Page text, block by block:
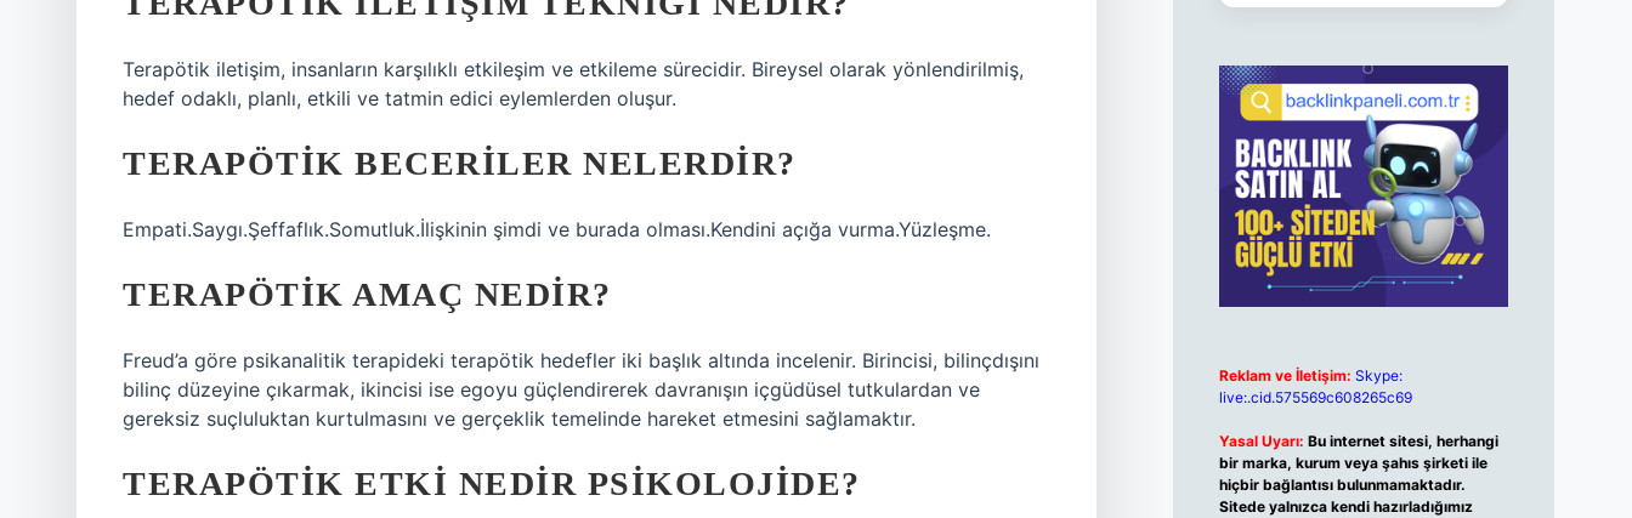
Terapötik iletişim, insanların karşılıklı etkileşim ve etkileme sürecidir. Bireysel olarak yönlendirilmiş,
hedef odaklı, planlı, etkili ve tatmin edici eylemlerden oluşur.
TERAPÖTIK BECERILER NELERDIR?
Empati.Saygı.Şeffaflık.Somutluk.İlişkinin şimdi ve burada olması.Kendini açığa vurma.Yüzleşme.
TERAPÖTIK AMAÇ NEDIR?
Freud’a göre psikanalitik terapideki terapötik hedefler iki başlık altında incelenir. Birincisi, bilinçdışını
bilinç düzeyine çıkarmak, ikincisi ise egoyu güçlendirerek davranışın içgüdüsel tutkulardan ve
gereksiz suçluluktan kurtulmasını ve gerçeklik temelinde hareket etmesini sağlamaktır.
TERAPÖTIK ETKI NEDIR PSIKOLOJIDE?
Reklam ve İletişim: Skype:
live:.cid.575569c608265c69
Yasal Uyarı: Bu internet sitesi, herhangi
bir marka, kurum veya şahıs şirketi ile
hiçbir bağlantısı bulunmamaktadır.
Sitede yalnızca kendi hazırladığımız